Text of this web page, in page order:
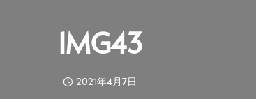
IMG43
2021年4月7日